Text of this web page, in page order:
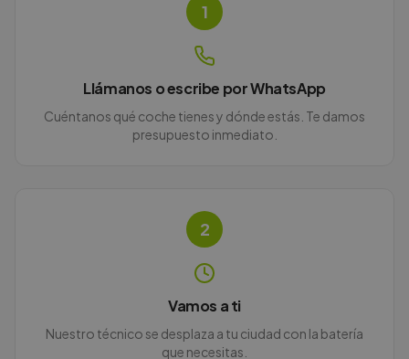
1
Llámanos o escribe por WhatsApp
Cuéntanos qué coche tienes y dónde estás. Te damos
presupuesto inmediato.
2
Vamos a ti
Nuestro técnico se desplaza a tu ciudad con la batería
que necesitas.